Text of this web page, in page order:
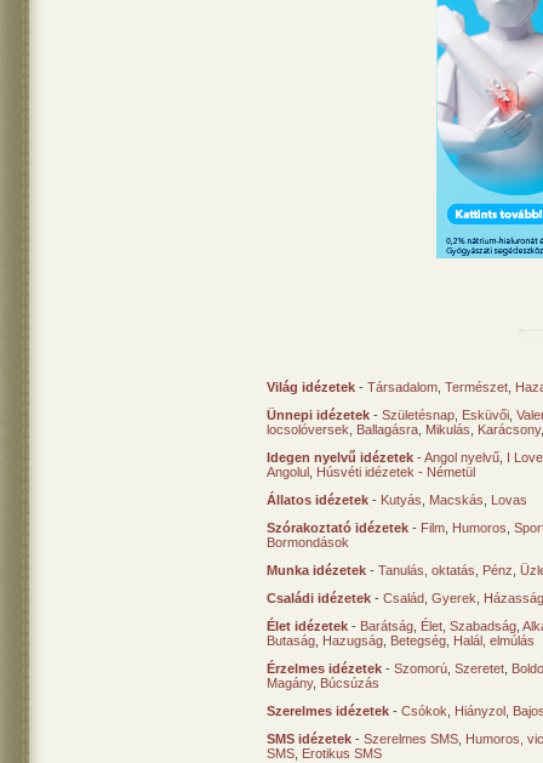
Világ idézetek - Társadalom Természet
Ünnepi idézetek - Születésnap Esküvői
locsolóversek
Ballagásra Mikulás Karácsony
Idegen nyelvű idézetek -Angol nyelvű I
Angolul Húsvéti idézetek - Németül
Állatos idézetek - Kutyás Macskás
Lovas
Szórakoztató idézetek - Film Humoros
Bormondások
Munka idézetek - Tanulás, oktatás Pénz
Családi idézetek - Család Gyerek
Élet idézetek - Barátság Élet Szabadság
Butaság Hazugság Betegség Halál, elmúlás
Érzelmes idézetek - Szomorú Szeretet
Magány, Búcsúzás
Szerelmes idézetek - Csókok Hiányzol
SMS idézetek - Szerelmes SMS Humoros,
SMS Erotikus SMS